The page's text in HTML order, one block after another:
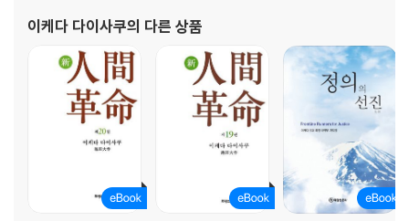
방문 때 저우언라이 총리, 덩샤오핑 부총리와 회견한 내용을 전달한다. 신
이치는 험악해지는 중소 관계를 개선하기 위해서는 자신이 양자의 가교가
되자고 각오를 정하고 있었다.
다. 한국 화관문화훈장, 프랑스 예술문학
이케다 다이사쿠의 다른 상품